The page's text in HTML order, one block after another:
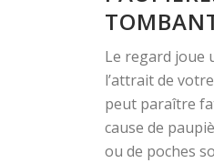
Le regard joue
l’attrait de
peut paraître
cause de
ou de poches